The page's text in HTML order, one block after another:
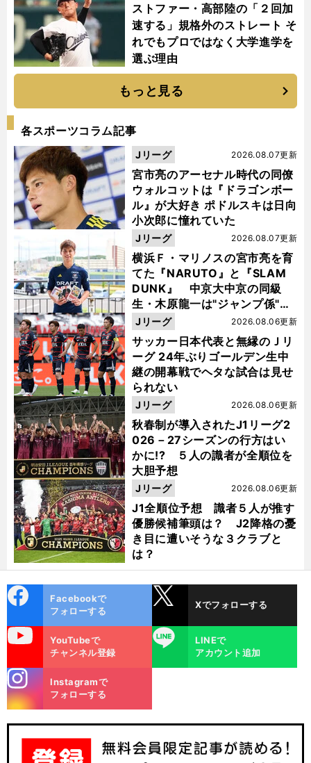
ストファー・高部陸の「２回加
速する」規格外のストレート そ
れでもプロではなく大学進学を
選ぶ理由
もっと見る
各スポーツコラム記事
宮市亮のアーセナル時代の同僚
ウォルコットは『ドラゴンボー
ル』が大好き ポドルスキは日向
小次郎に憧れていた
2026.08.07更新
Jリーグ
横浜Ｆ・マリノスの宮市亮を育
てた『NARUTO』と『SLAM
DUNK』 中京大中京の同級
生・木原龍一は"ジャンプ係"だ
った
2026.08.07更新
Jリーグ
サッカー日本代表と無縁のＪリ
ーグ 24年ぶりゴールデン生中
継の開幕戦でヘタな試合は見せ
られない
2026.08.06更新
Jリーグ
秋春制が導入されたJ1リーグ2
026－27シーズンの行方はい
かに!? ５人の識者が全順位を
大胆予想
2026.08.06更新
Jリーグ
J1全順位予想 識者５人が推す
優勝候補筆頭は？ J2降格の憂
き目に遭いそうな３クラブと
は？
2026.08.06更新
Jリーグ
ok
Facebookで
フォローする
Xでフォローする
YouTubeで
チャンネル登録
LINE
LINEで
アカウント追加
m
Instagramで
フォローする